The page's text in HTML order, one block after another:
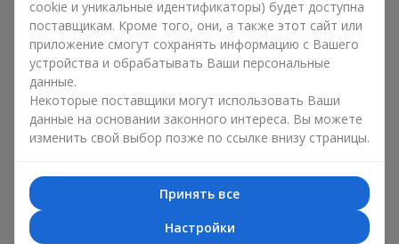
розовыми и золотыми
цветами
Благородная цветочная палитра идеально сочетается с
растениями других цветов. Букет бордовых хризантем лишь
приобретает колорит в сочетании с цветами:
розовыхцветов — для придания цветочной
композиции нежности и женственности;
цветов — для создания сочных сочетаний,
формирующих теплый и позитивный образ.
cookie и уникальные идентификаторы) будет доступна
поставщикам. Кроме того, они, а также этот сайт или
приложение смогут сохранять информацию с Вашего
устройства и обрабатывать Ваши персональные
данные.
Некоторые поставщики могут использовать Ваши
данные на основании законного интереса. Вы можете
изменить свой выбор позже по ссылке внизу страницы.
Принять все
Настройки